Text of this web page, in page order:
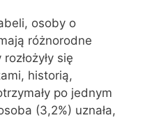
osoby o
różnorodne
się
historią,
po jednym
(3,2%) uznała,